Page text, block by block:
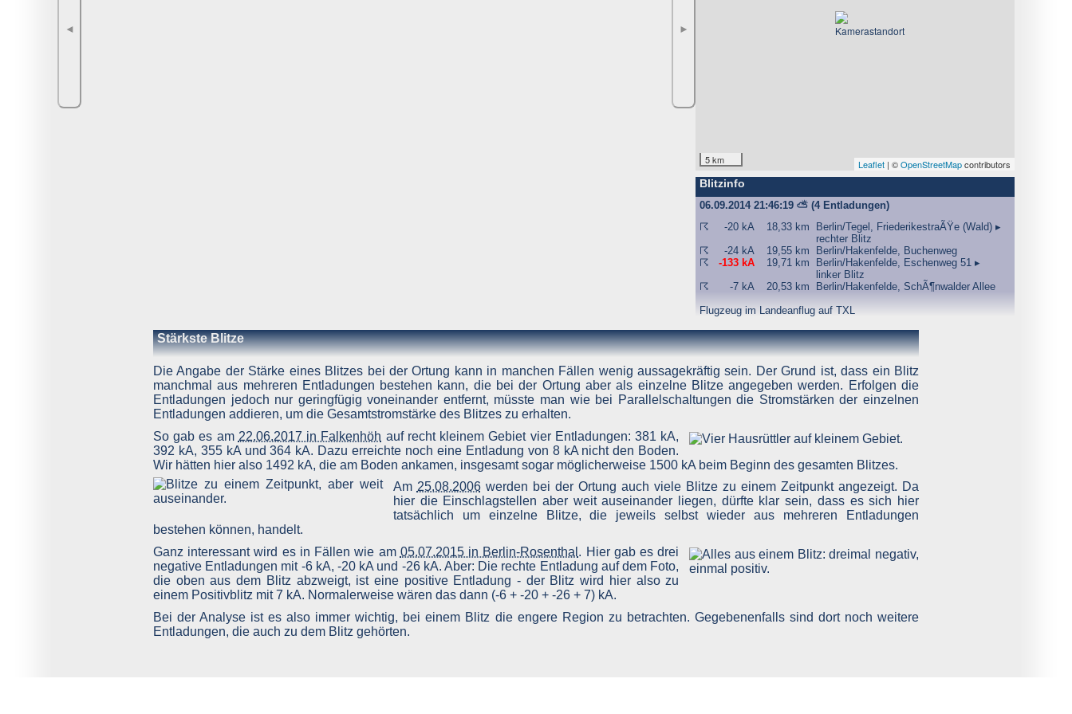
◄ ►
5 km Leaflet | ©OpenStreetMapcontributors
Blitzinfo
06.09.2014 21:46:19 ⛅ (4 Entladungen)
☈
-20 kA 18,33 km
Berlin/Tegel, FriederikestraÃŸe (Wald) ▸
rechter Blitz
☈
-24 kA 19,55 km
Berlin/Hakenfelde, Buchenweg
☈
-133 kA 19,71 km
Berlin/Hakenfelde, Eschenweg 51 ▸
linker Blitz
☈
-7 kA 20,53 km
Berlin/Hakenfelde, SchÃ¶nwalder Allee
Flugzeug im Landeanflug auf TXL
Stärkste Blitze
Die Angabe der Stärke eines Blitzes bei der Ortung kann in manchen Fällen wenig aussagekräftig sein. Der Grund ist, dass ein Blitz
manchmal aus mehreren Entladungen bestehen kann, die bei der Ortung aber als einzelne Blitze angegeben werden. Erfolgen die
Entladungen jedoch nur geringfügig voneinander entfernt, müsste man wie bei Parallelschaltungen die Stromstärken der einzelnen
Entladungen addieren, um die Gesamtstromstärke des Blitzes zu erhalten.
So gab es am 22.06.2017 in Falkenhöh auf recht kleinem Gebiet vier Entladungen: 381 kA,
392 kA, 355 kA und 364 kA. Dazu erreichte noch eine Entladung von 8 kA nicht den Boden.
Wir hätten hier also 1492 kA, die am Boden ankamen, insgesamt sogar möglicherweise 1500 kA beim Beginn des gesamten Blitzes.
Am 25.08.2006werden bei der Ortung auch viele Blitze zu einem Zeitpunkt angezeigt. Da
hier die Einschlagstellen aber weit auseinander liegen, dürfte klar sein, dass es sich hier
tatsächlich um einzelne Blitze, die jeweils selbst wieder aus mehreren Entladungen
bestehen können, handelt.
Ganz interessant wird es in Fällen wie am 05.07.2015 in Berlin-Rosenthal . Hier gab es drei
negative Entladungen mit -6 kA, -20 kA und -26 kA. Aber: Die rechte Entladung auf dem Foto,
die oben aus dem Blitz abzweigt, ist eine positive Entladung - der Blitz wird hier also zu
einem Positivblitz mit 7 kA. Normalerweise wären das dann (-6 + -20 + -26 + 7) kA.
Bei der Analyse ist es also immer wichtig, bei einem Blitz die engere Region zu betrachten. Gegebenenfalls sind dort noch weitere
Entladungen, die auch zu dem Blitz gehörten.